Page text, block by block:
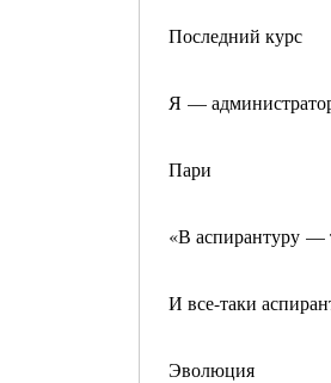
Последний курс
Я —
Пари
«В аспирантуру —
И все-таки
Эволюция